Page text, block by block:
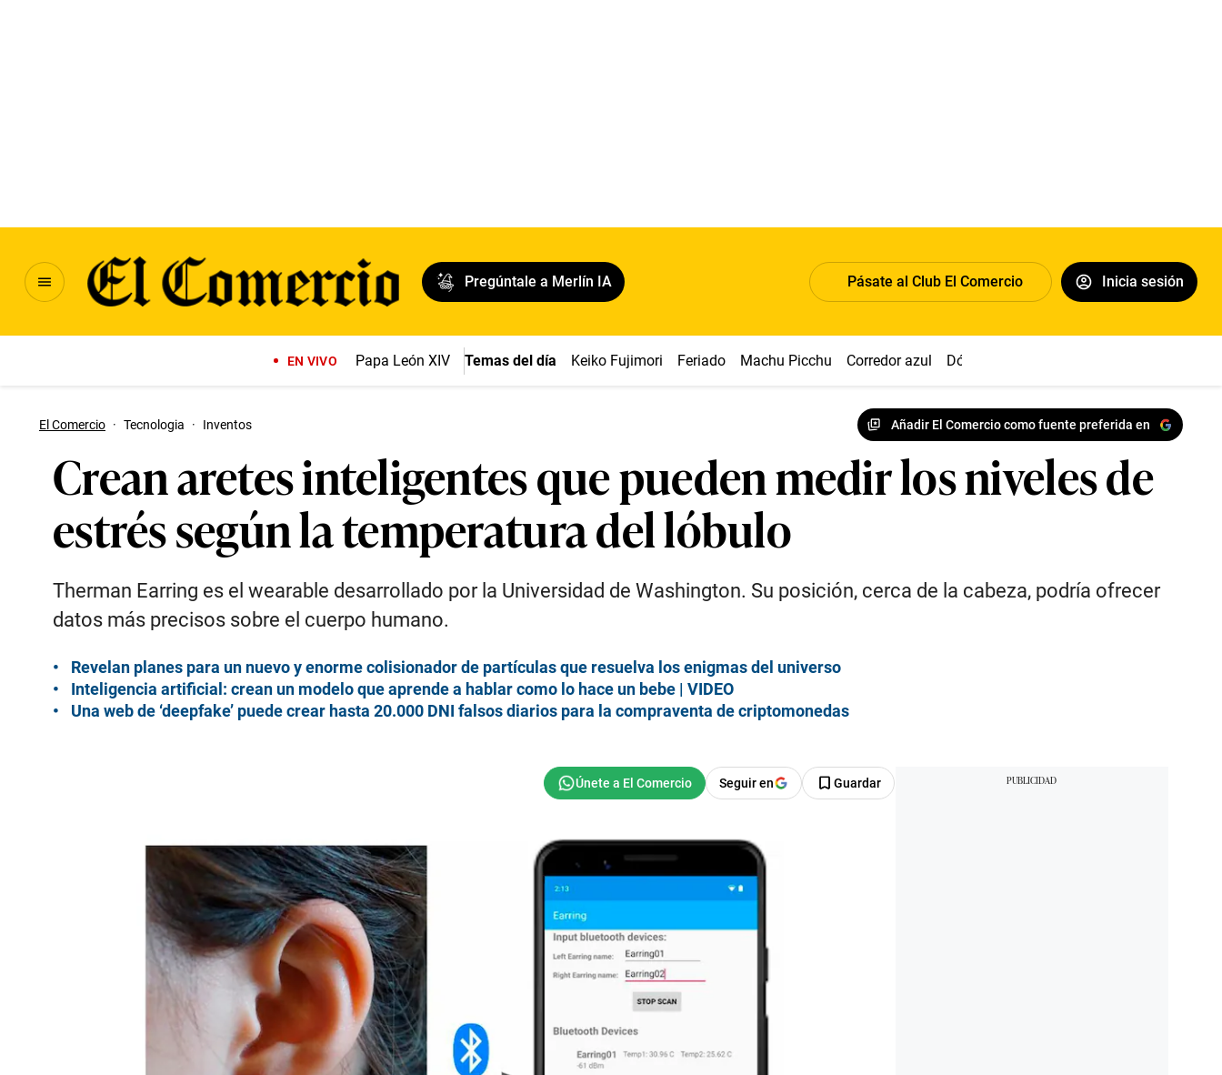
Pregúntale a Merlín IA Pásate al Club El Comercio Inicia sesión
EN VIVO Papa León XIV Temas del día Keiko Fujimori Feriado Machu Picchu Corredor azul Dólar
El Comercio · Tecnologia · Inventos Añadir El Comercio como fuente preferida en
Crean aretes inteligentes que pueden medir los niveles de
estrés según la temperatura del lóbulo
Therman Earring es el wearable desarrollado por la Universidad de Washington. Su posición, cerca de la cabeza, podría ofrecer
datos más precisos sobre el cuerpo humano.
Revelan planes para un nuevo y enorme colisionador de partículas que resuelva los enigmas del universo
Inteligencia artificial: crean un modelo que aprende a hablar como lo hace un bebe | VIDEO
Una web de ‘deepfake’ puede crear hasta 20.000 DNI falsos diarios para la compraventa de criptomonedas
Seguir en Guardar